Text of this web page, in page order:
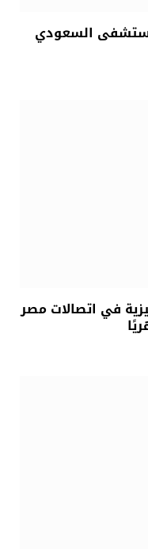
السعودي
في اتصالات مصر